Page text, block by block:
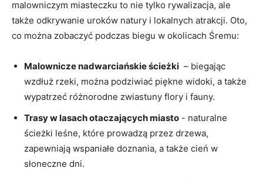
malowniczym miasteczku ​to ⁢nie⁤ tylko rywalizacja, ale
także odkrywanie uroków ​natury i lokalnych atrakcji. Oto,
co można‌ zobaczyć podczas biegu w okolicach Śremu:
Malownicze nadwarciańskie ⁣ścieżki ‍ – biegając
wzdłuż rzeki,​ można podziwiać piękne widoki, a‌ także
wypatrzeć różnorodne‌ zwiastuny flory ​i fauny.
Trasy ⁤w lasach otaczających miasto -⁢ naturalne
ścieżki leśne, które prowadzą​ przez ⁢drzewa,​
zapewniają wspaniałe doznania, a​ także⁢ cień w‌
słoneczne ‌dni.